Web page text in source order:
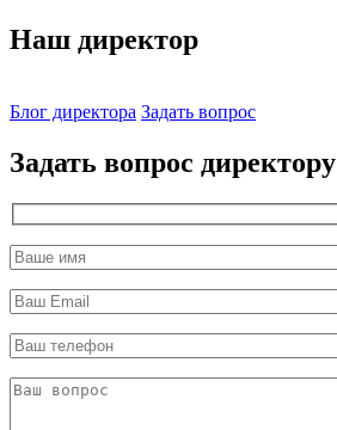
Наш директор
Блог директора Задать вопрос
Задать вопрос директору